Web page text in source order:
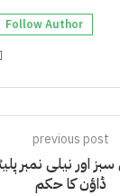
Follow Author
previous post
اور نیلی نمبر
ڈاؤن کا حکم